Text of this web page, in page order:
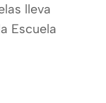
lleva
Escuela